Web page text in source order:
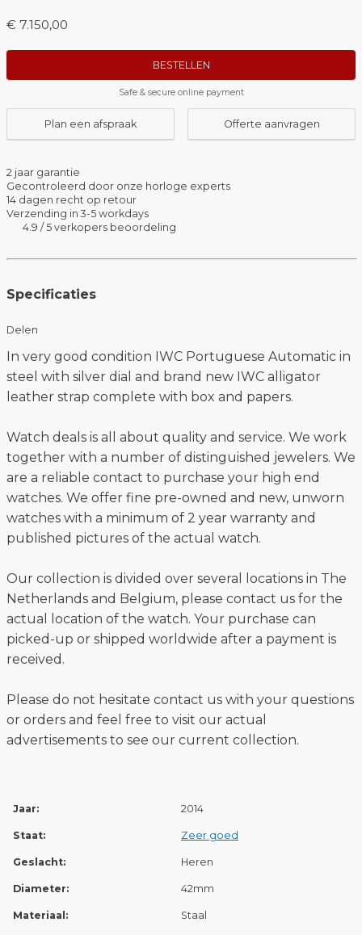
€ 7.150,00
BESTELLEN
Safe & secure online payment
Plan een afspraak Offerte aanvragen
2 jaar garantie
Gecontroleerd door onze horloge experts
14 dagen recht op retour
Verzending in 3-5 workdays
4.9 / 5 verkopers beoordeling
Specificaties
Delen
In very good condition IWC Portuguese Automatic in
steel with silver dial and brand new IWC alligator
leather strap complete with box and papers.
Watch deals is all about quality and service. We work
together with a number of distinguished jewelers. We
are a reliable contact to purchase your high end
watches. We offer fine pre-owned and new, unworn
watches with a minimum of 2 year warranty and
published pictures of the actual watch.
Our collection is divided over several locations in The
Netherlands and Belgium, please contact us for the
actual location of the watch. Your purchase can
picked-up or shipped worldwide after a payment is
received.
Please do not hesitate contact us with your questions
or orders and feel free to visit our actual
advertisements to see our current collection.
Jaar: 2014
Staat: Zeer goed
Geslacht: Heren
Diameter: 42mm
Materiaal: Staal